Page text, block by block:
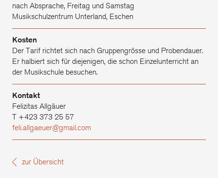
nach Absprache, Freitag und Samstag
Musikschulzentrum Unterland, Eschen
Kosten
Der Tarif richtet sich nach Gruppengrösse und Probendauer.
Er halbiert sich für diejenigen, die schon Einzelunterricht an
der Musikschule besuchen.
Kontakt
Felizitas Allgäuer
T +423 373 25 57
feli.allgaeuer@gmail.com
zur Übersicht